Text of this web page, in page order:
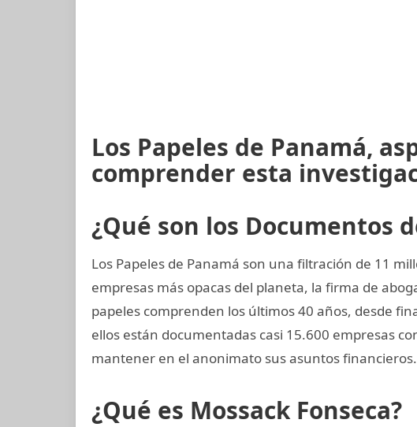
Los Papeles de Panamá,
comprender esta
¿Qué son los Documentos
Los Papeles de Panamá son una filtración de 11
empresas más opacas del planeta, la firma de
papeles comprenden los últimos 40 años, desde
ellos están documentadas casi 15.600 empresas
mantener en el anonimato sus asuntos financieros.
¿Qué es Mossack Fonseca?